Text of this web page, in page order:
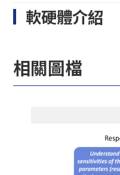
軟硬體介紹
相關圖檔